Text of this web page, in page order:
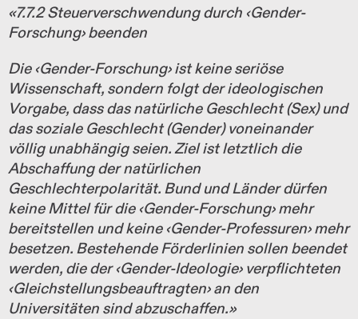
«7.7.2 Steuerverschwendung durch ‹Gender-
Forschung› beenden
Die ‹Gender-Forschung› ist keine seriöse
Wissenschaft, sondern folgt der ideologischen
Vorgabe, dass das natürliche Geschlecht (Sex) und
das soziale Geschlecht (Gender) voneinander
völlig unabhängig seien. Ziel ist letztlich die
Abschaffung der natürlichen
Geschlechterpolarität. Bund und Länder dürfen
keine Mittel für die ‹Gender-Forschung› mehr
bereitstellen und keine ‹Gender-Professuren› mehr
besetzen. Bestehende Förderlinien sollen beendet
werden, die der ‹Gender-Ideologie› verpflichteten
‹Gleichstellungsbeauftragten› an den
Universitäten sind abzuschaffen.»